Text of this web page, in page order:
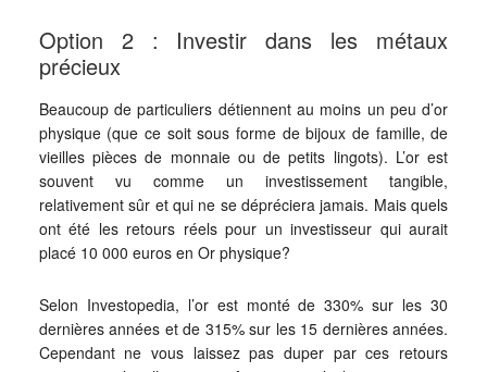
Option 2 : Investir dans les métaux
précieux
Beaucoup de particuliers détiennent au moins un peu d’or
physique (que ce soit sous forme de bijoux de famille, de
vieilles pièces de monnaie ou de petits lingots). L’or est
souvent vu comme un investissement tangible,
relativement sûr et qui ne se dépréciera jamais. Mais quels
ont été les retours réels pour un investisseur qui aurait
placé 10 000 euros en Or physique?
Selon Investopedia, l’or est monté de 330% sur les 30
dernières années et de 315% sur les 15 dernières années.
Cependant ne vous laissez pas duper par ces retours